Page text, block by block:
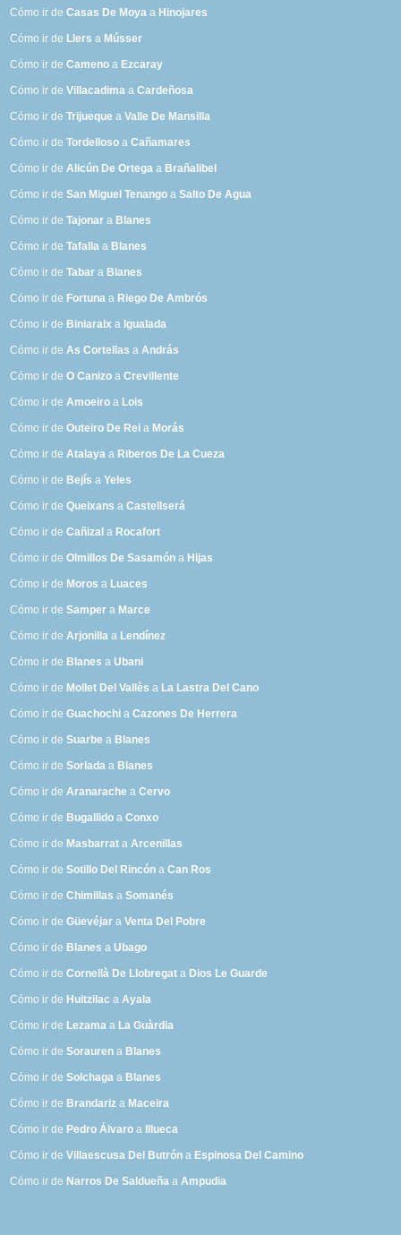
Cómo ir deCasas De Moya a Hinojares
Cómo ir de Llers a Músser
Cómo ir deCameno a Ezcaray
Cómo ir deVillacadima aCardeñosa
Cómo ir deTrijueque aValle De Mansilla
Cómo ir deTordelloso aCañamares
Cómo ir deAlicún De Ortega a Brañalibel
Cómo ir deSan Miguel Tenango aSalto De Agua
Cómo ir deTajonar a Blanes
Cómo ir deTafalla a Blanes
Cómo ir deTabar a Blanes
Cómo ir de Fortuna a Riego De Ambrós
Cómo ir de Biniaraix a Igualada
Cómo ir deAs Cortellas aAndrás
Cómo ir deO Canizo aCrevillente
Cómo ir deAmoeiro a Lois
Cómo ir deOuteiro De Rei a Morás
Cómo ir deAtalaya a Riberos De La Cueza
Cómo ir de Bejís aYeles
Cómo ir deQueixans aCastellserá
Cómo ir deCañizal a Rocafort
Cómo ir deOlmillos De Sasamón a Hijas
Cómo ir de Moros a Luaces
Cómo ir deSamper a Marce
Cómo ir deArjonilla a Lendínez
Cómo ir de Blanes aUbani
Cómo ir de Mollet Del Vallès a La Lastra Del Cano
Cómo ir deGuachochi aCazones De Herrera
Cómo ir deSuarbe a Blanes
Cómo ir deSorlada a Blanes
Cómo ir deAranarache aCervo
Cómo ir de Bugallido aConxo
Cómo ir de Masbarrat aArcenillas
Cómo ir deSotillo Del Rincón aCan Ros
Cómo ir deChimillas aSomanés
Cómo ir deGüevéjar aVenta Del Pobre
Cómo ir de Blanes aUbago
Cómo ir deCornellà De Llobregat a Dios Le Guarde
Cómo ir de Huitzilac aAyala
Cómo ir de Lezama a La Guàrdia
Cómo ir deSorauren a Blanes
Cómo ir deSolchaga a Blanes
Cómo ir de Brandariz a Maceira
Cómo ir de Pedro Álvaro a Illueca
Cómo ir deVillaescusa Del Butrón a Espinosa Del Camino
Cómo ir de Narros De Saldueña aAmpudia